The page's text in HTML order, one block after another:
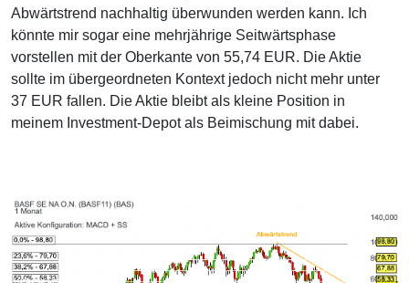
Abwärtstrend nachhaltig überwunden werden kann. Ich
könnte mir sogar eine mehrjährige Seitwärtsphase
vorstellen mit der Oberkante von 55,74 EUR. Die Aktie
sollte im übergeordneten Kontext jedoch nicht mehr unter
37 EUR fallen. Die Aktie bleibt als kleine Position in
meinem Investment-Depot als Beimischung mit dabei.